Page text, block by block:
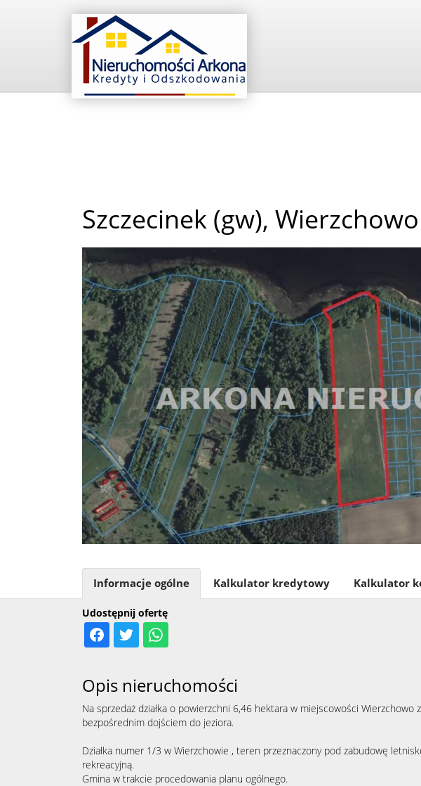
Szczecinek (gw), Wierzchowo
+
−
Udostępnij ofertę
Informacje ogólne Kalkulator kredytowy Kalkulator
Opis nieruchomości
Na sprzedaż działka o powierzchni 6,46 hektara w miejscowości Wierzchowo z
bezpośrednim dojściem do jeziora.
Działka numer 1/3 w Wierzchowie , teren przeznaczony pod zabudowę
rekreacyjną.
Gmina w trakcie procedowania planu ogólnego.